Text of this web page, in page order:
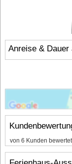
Anreise & Dauer
von 6 Kunden bewertet